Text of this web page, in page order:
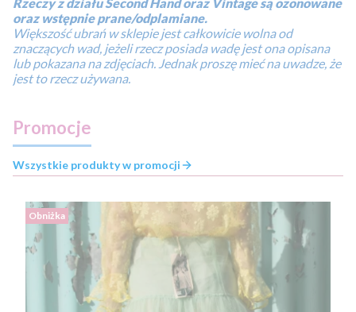
oraz wstępnie prane/odplamiane.
Większość ubrań w sklepie jest całkowicie wolna od
znaczących wad, jeżeli rzecz posiada wadę jest ona opisana
lub pokazana na zdjęciach. Jednak proszę mieć na uwadze, że
jest to rzecz używana.
Promocje
Wszystkie produkty w promocji
Obniżka